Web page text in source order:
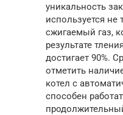
уникальность
используется не
сжигаемый газ,
результате
достигает 90%.
отметить
котел с
способен